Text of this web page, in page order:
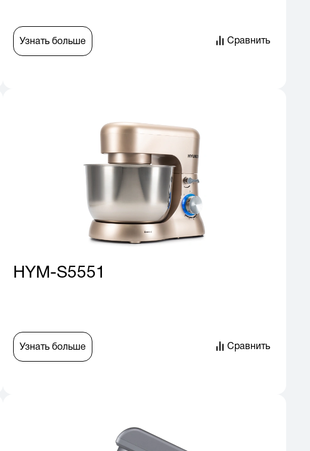
Узнать больше Сравнить
HYM-S5551
Узнать больше Сравнить